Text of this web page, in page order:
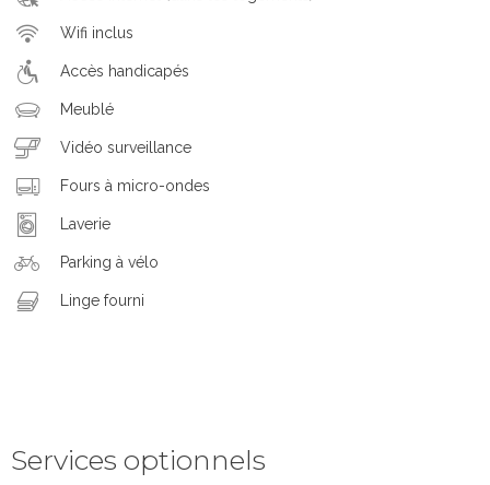
Wifi inclus
Accès handicapés
Meublé
Vidéo surveillance
Fours à micro-ondes
Laverie
Parking à vélo
Linge fourni
Services optionnels